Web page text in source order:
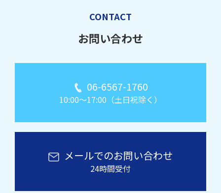
CONTACT
お問い合わせ
06-6567-1760
10:00～17:00（土日祝除く）
メールでのお問い合わせ
24時間受付